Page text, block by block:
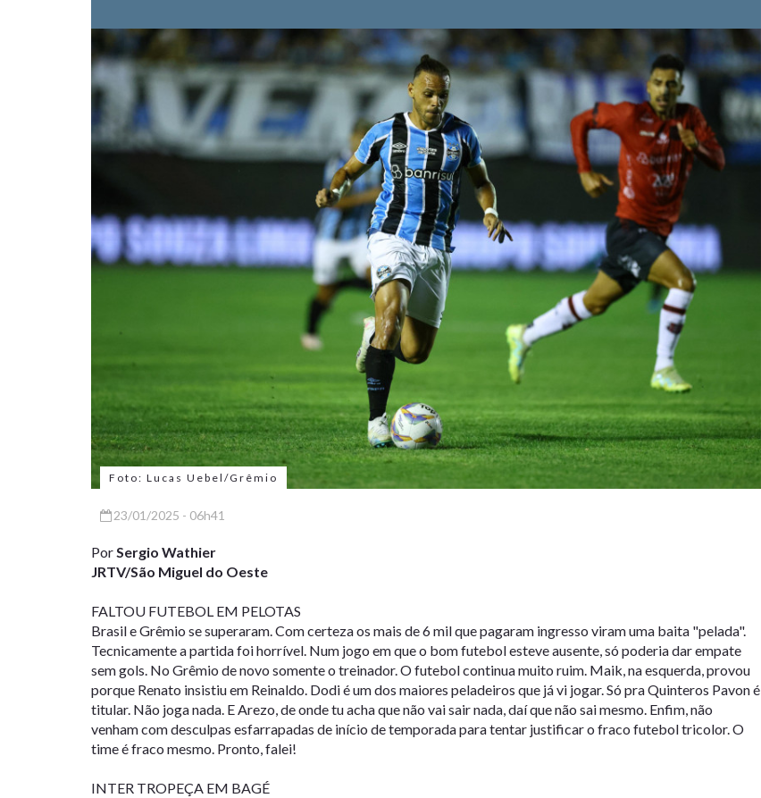
Foto: Lucas Uebel/Grêmio
23/01/2025 - 06h41
PorSergio Wathier
JRTV/São Miguel do Oeste
FALTOU FUTEBOL EM PELOTAS
Brasil e Grêmio se superaram. Com certeza os mais de 6 mil que pagaram ingresso viram uma baita "pelada".
Tecnicamente a partida foi horrível. Num jogo em que o bom futebol esteve ausente, só poderia dar empate
sem gols. No Grêmio de novo somente o treinador. O futebol continua muito ruim. Maik, na esquerda, provou
porque Renato insistiu em Reinaldo. Dodi é um dos maiores peladeiros que já vi jogar. Só pra Quinteros Pavon é
titular. Não joga nada. E Arezo, de onde tu acha que não vai sair nada, daí que não sai mesmo. Enfim, não
venham com desculpas esfarrapadas de início de temporada para tentar justificar o fraco futebol tricolor. O
time é fraco mesmo. Pronto, falei!
INTER TROPEÇA EM BAGÉ